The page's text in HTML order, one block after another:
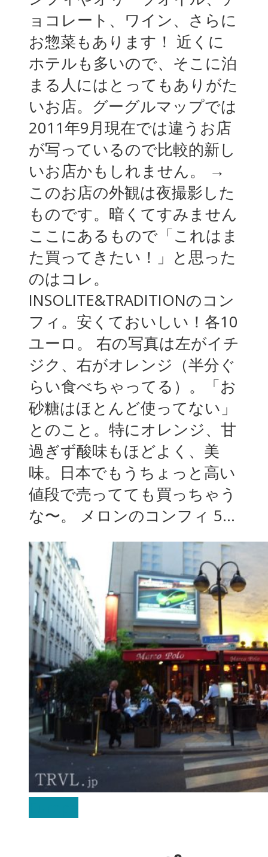
ョコレート、ワイン、さらに
お惣菜もあります！ 近くに
ホテルも多いので、そこに泊
まる人にはとってもありがた
いお店。グーグルマップでは
2011年9月現在では違うお店
が写っているので比較的新し
いお店かもしれません。 →
このお店の外観は夜撮影した
ものです。暗くてすみません
ここにあるもので「これはま
た買ってきたい！」と思った
のはコレ。
INSOLITE&TRADITIONのコン
フィ。安くておいしい！各10
ユーロ。 右の写真は左がイチ
ジク、右がオレンジ（半分ぐ
らい食べちゃってる）。「お
砂糖はほとんど使ってない」
とのこと。特にオレンジ、甘
過ぎず酸味もほどよく、美
味。日本でもうちょっと高い
値段で売ってても買っちゃう
な〜。 メロンのコンフィ 5...